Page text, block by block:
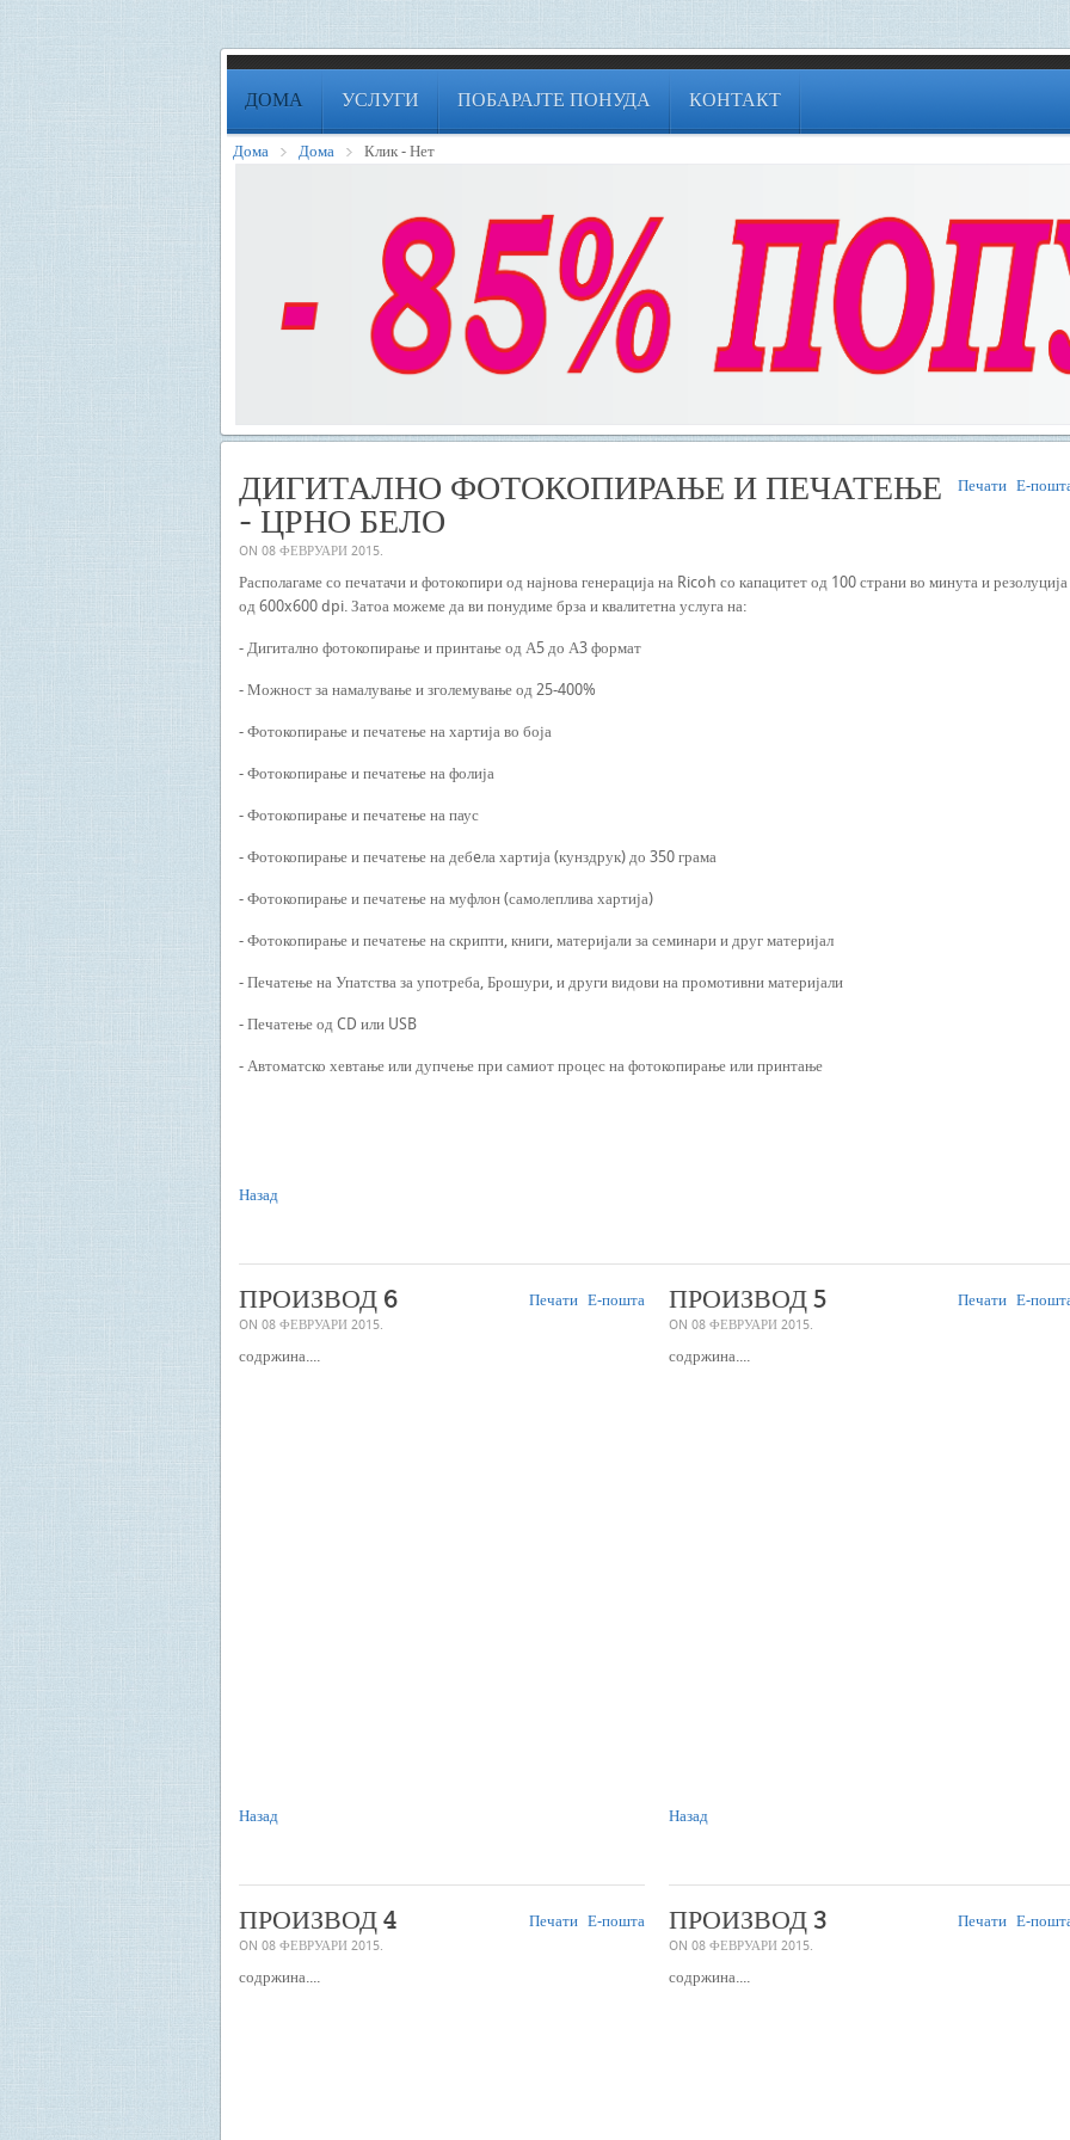
ДОМА УСЛУГИ ПОБАРАЈТЕ ПОНУДА КОНТАКТ
Дома Дома Клик - Нет
Е-
Печати
ДИГИТАЛНО ФОТОКОПИРАЊЕ И ПЕЧАТЕЊЕ
- ЦРНО БЕЛО
ON 08 ФЕВРУАРИ 2015.
Располагаме со печатачи и фотокопири од најнова генерација на Ricoh со капацитет од 100 страни во минута и резолуција
од 600x600 dpi. Затоа можеме да ви понудиме брза и квалитетна услуга на:
- Дигитално фотокопирање и принтање од А5 до А3 формат
- Можност за намалување и зголемување од 25-400%
- Фотокопирање и печатење на хартија во боја
- Фотокопирање и печатење на фолија
- Фотокопирање и печатење на паус
- Фотокопирање и печатење на дебeла хартија (кунздрук) до 350 грама
- Фотокопирање и печатење на муфлон (самолеплива хартија)
- Фотокопирање и печатење на скрипти, книги, материјали за семинари и друг материјал
- Печатење на Упатства за употреба, Брошури, и други видови на промотивни материјали
- Печатење од CD или USB
- Автоматско хевтање или дупчење при самиот процес на фотокопирање или принтање
Назад
Е-пошта
Печати
ПРОИЗВОД 6
ON 08 ФЕВРУАРИ 2015.
содржина....
Назад
Е-пошта
Печати
ПРОИЗВОД 4
ON 08 ФЕВРУАРИ 2015.
содржина....
Е-
Печати
ПРОИЗВОД 5
ON 08 ФЕВРУАРИ 2015.
содржина....
Назад
Е-
Печати
ПРОИЗВОД 3
ON 08 ФЕВРУАРИ 2015.
содржина....